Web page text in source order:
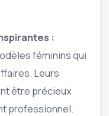
:
féminins qui
Leurs
être précieux
professionnel.